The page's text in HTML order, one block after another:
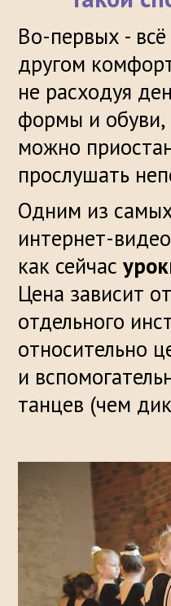
Во-первых -
другом
не расходуя
формы и обуви,
можно
прослушать
Одним из
интернет-
как сейчас
Цена зависит
отдельного
относительно
и
танцев (чем